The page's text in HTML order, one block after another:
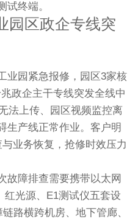
试终端。
园区政企专线突
业园紧急报修，园区3家核
政企主干专线突发全线中
法上传、园区视频监控离
生产线正常作业。客户明
业务恢复 ，抢修时效压力
故障排查需要携带以太网
红光源、E1测试仪五套设
路横跨机房、地下管廊、